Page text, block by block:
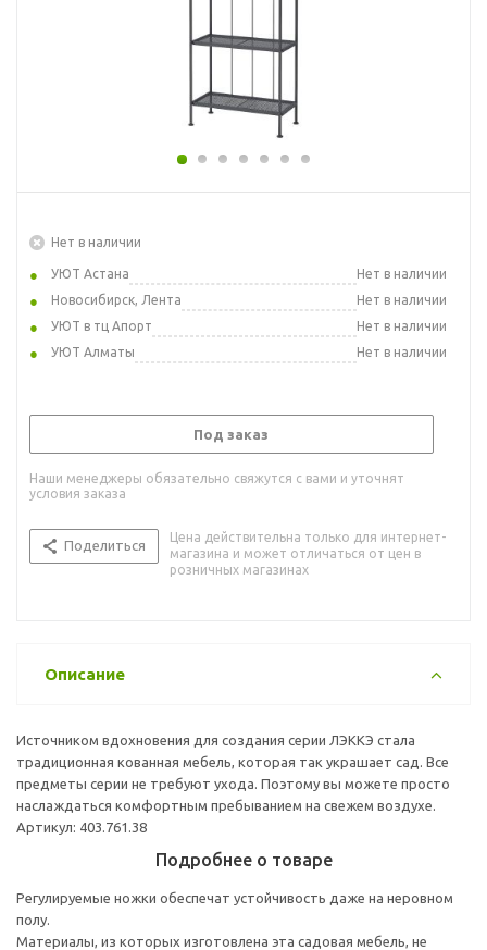
Нет в наличии
УЮТ Астана
Нет в наличии
Новосибирск, Лента
Нет в наличии
УЮТ в тц Апорт
Нет в наличии
УЮТ Алматы
Нет в наличии
Под заказ
Наши менеджеры обязательно свяжутся с вами и уточнят
условия заказа
Поделиться
Цена действительна только для интернет-
магазина и может отличаться от цен в
розничных магазинах
Описание
Источником вдохновения для создания серии ЛЭККЭ стала
традиционная кованная мебель, которая так украшает сад. Все
предметы серии не требуют ухода. Поэтому вы можете просто
наслаждаться комфортным пребыванием на свежем воздухе.
Артикул: 403.761.38
Подробнее о товаре
Регулируемые ножки обеспечат устойчивость даже на неровном
полу.
Материалы, из которых изготовлена эта садовая мебель, не